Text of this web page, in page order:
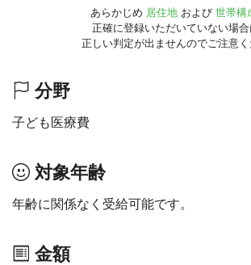
あらかじめ 居住地 および 世帯構
正確に登録いただいていない場合
正しい判定が出ませんのでご注意
分野
子ども医療費
対象年齢
年齢に関係なく受給可能です。
金額